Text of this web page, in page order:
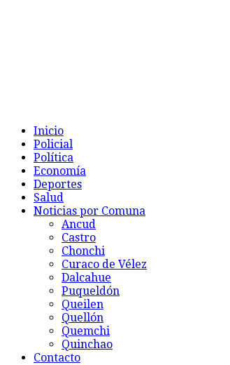
Inicio
Policial
Política
Economía
Deportes
Salud
Noticias por Comuna
Ancud
Castro
Chonchi
Curaco de Vélez
Dalcahue
Puqueldón
Queilen
Quellón
Quemchi
Quinchao
Contacto